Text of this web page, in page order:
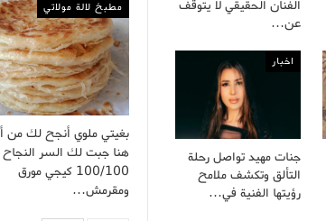
مطبخ لالة مولاتي
بغيتي ملوي أنجح لك من
هنا جبت لك السر النجاح
100/100 كيجي مورق
ومقرمش…
الفنان الحقيقي لا يتوقف
عن…
اخبار
جنات مهيد تواصل رحلة
التألق وتكشف ملامح
رؤيتها الفنية في…